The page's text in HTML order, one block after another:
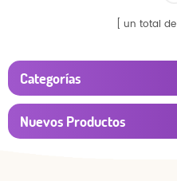
un total de
Categorías
Nuevos Productos